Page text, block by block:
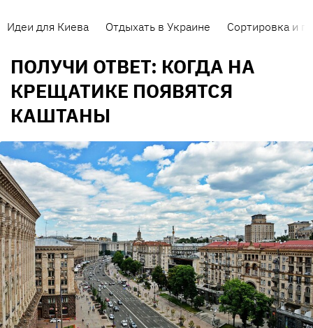
Идеи для Киева Отдыхать в Украине Сортировка и
ПОЛУЧИ ОТВЕТ: КОГДА НА
КРЕЩАТИКЕ ПОЯВЯТСЯ
КАШТАНЫ